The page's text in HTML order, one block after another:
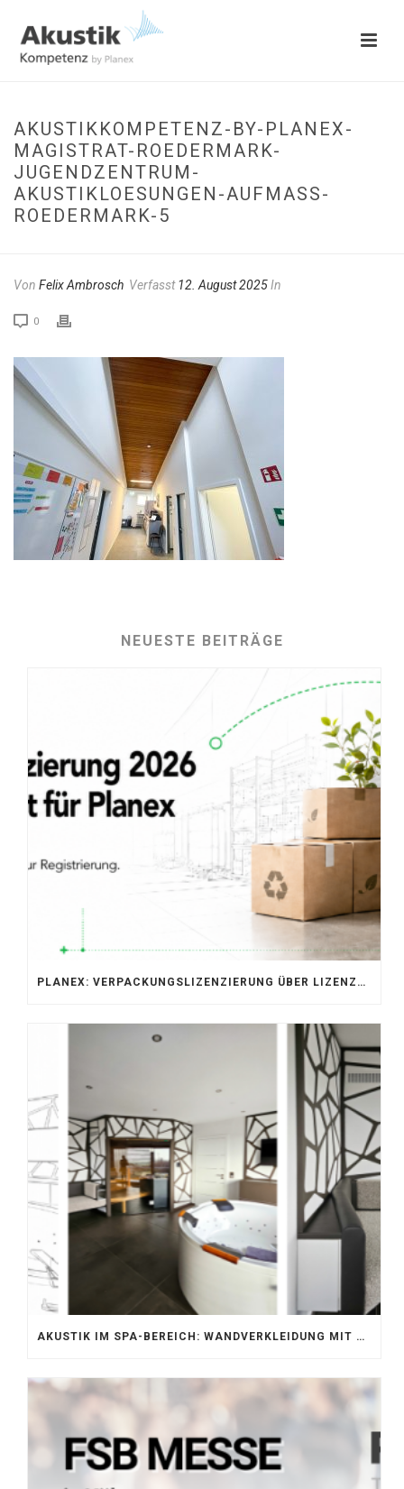
AKUSTIKKOMPETENZ-BY-PLANEX-
MAGISTRAT-ROEDERMARK-
JUGENDZENTRUM-
AKUSTIKLOESUNGEN-AUFMASS-
ROEDERMARK-5
Von Felix Ambrosch Verfasst12. August 2025In
0
NEUESTE BEITRÄGE
PLANEX: VERPACKUNGSLIZENZIERUNG ÜBER LIZENZERO & LUCID 2026
AKUSTIK IM SPA-BEREICH: WANDVERKLEIDUNG MIT SILENTPROTECT CORE